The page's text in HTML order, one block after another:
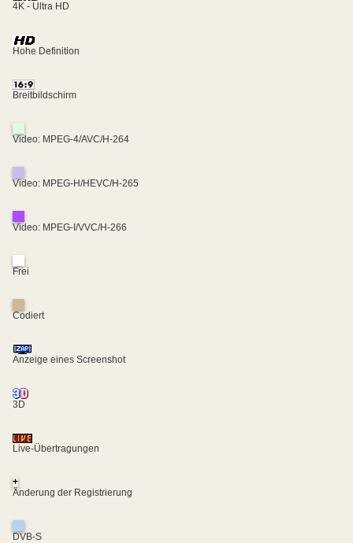
4K - Ultra HD
Hohe Definition
Breitbildschirm
Video: MPEG-4/AVC/H-264
Video: MPEG-H/HEVC/H-265
Video: MPEG-I/VVC/H-266
Frei
Codiert
Anzeige eines Screenshot
3D
Live-Übertragungen
+
Änderung der Registrierung
DVB-S